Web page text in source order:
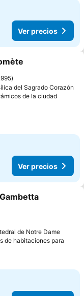
Ver precios
favoritos
del Sagrado Corazón
de la ciudad
Ver precios
favoritos
de Notre Dame
de habitaciones para